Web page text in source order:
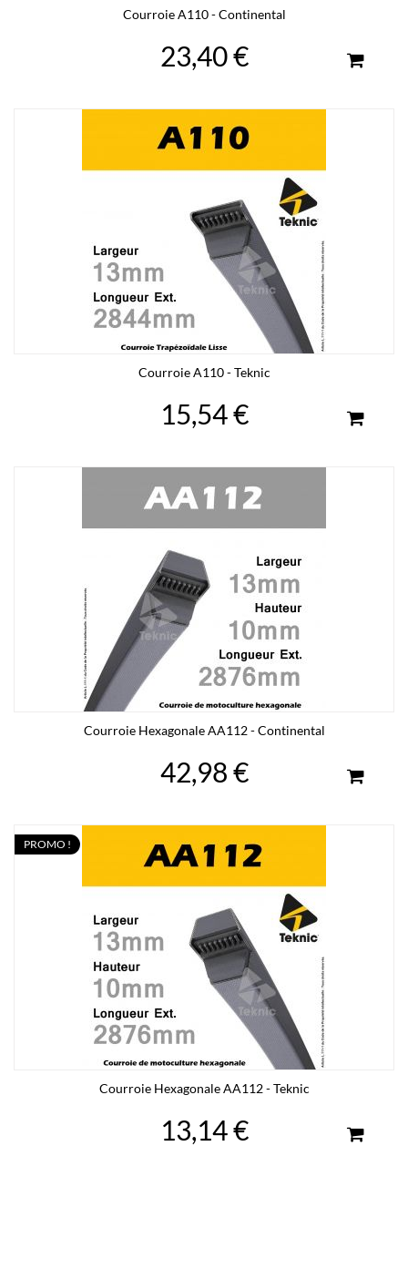
Courroie A110 - Continental
23,40 €
Courroie A110 - Teknic
15,54 €
Courroie Hexagonale AA112 - Continental
42,98 €
PROMO !
Courroie Hexagonale AA112 - Teknic
13,14 €